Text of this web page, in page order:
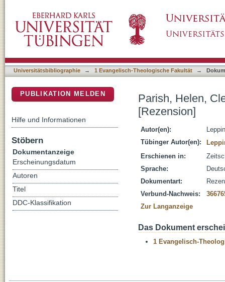
Universitätsbibliographie → 1 Evangelisch-Theologische Fakultät →
Parish, Helen,
[Rezension]
Autor(en):
Tübinger Autor(en):
Erschienen in:
Sprache:
Dokumentart:
Verbund-Nachweis:
Zur Langanzeige
Das Dokument
1 Evangelisch-
PUBLIKATION MELDEN
Hilfe und Informationen
Stöbern
Dokumentanzeige
Erscheinungsdatum
Autoren
Titel
DDC-Klassifikation